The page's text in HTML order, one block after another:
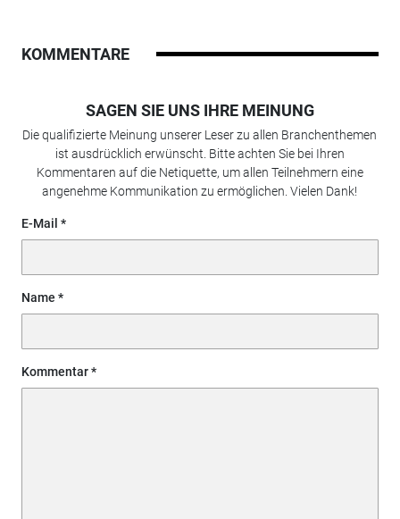
KOMMENTARE
SAGEN SIE UNS IHRE MEINUNG
Die qualifizierte Meinung unserer Leser zu allen Branchenthemen
ist ausdrücklich erwünscht. Bitte achten Sie bei Ihren
Kommentaren auf die Netiquette, um allen Teilnehmern eine
angenehme Kommunikation zu ermöglichen. Vielen Dank!
E-Mail
Name
Kommentar